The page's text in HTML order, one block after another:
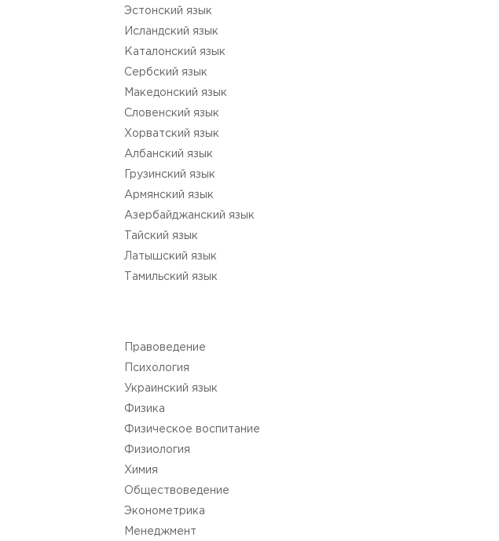
Эстонский язык
Исландский язык
Каталонский язык
Сербский язык
Македонский язык
Словенский язык
Xорватский язык
Aлбанский язык
Грузинский язык
Армянский язык
Aзербайджанский язык
Тайский язык
Латышский язык
Tамильский язык
Правоведение
Психология
Украинский язык
Физика
Физическое воспитание
Физиология
Химия
Обществоведение
Эконометрика
Менеджмент